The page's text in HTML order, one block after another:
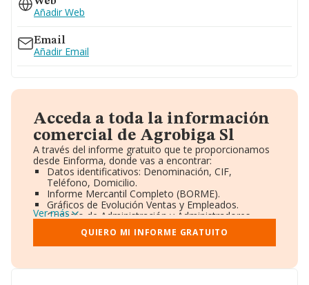
Añadir Web
Email
Añadir Email
Acceda a toda la información
comercial de Agrobiga Sl
A través del informe gratuito que te proporcionamos
desde Einforma, donde vas a encontrar:
Datos identificativos: Denominación, CIF,
Teléfono, Domicilio.
Informe Mercantil Completo (BORME).
Gráficos de Evolución Ventas y Empleados.
Consejo de Administración y Administradores.
Directivos y Ejecutivos.
Accionistas.
Participaciones y Vinculaciones en otras empresas.
Información oficial y registral complementaria.
Ver más
QUIERO MI INFORME GRATUITO